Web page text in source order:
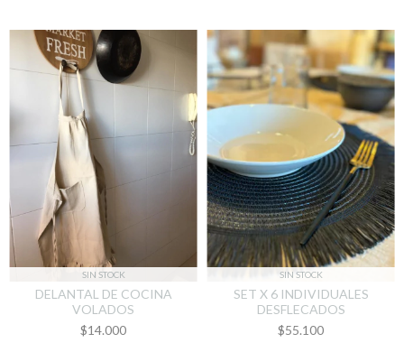
SIN STOCK
DELANTAL DE COCINA
VOLADOS
$14.000
SIN STOCK
SET X 6 INDIVIDUALES
DESFLECADOS
$55.100